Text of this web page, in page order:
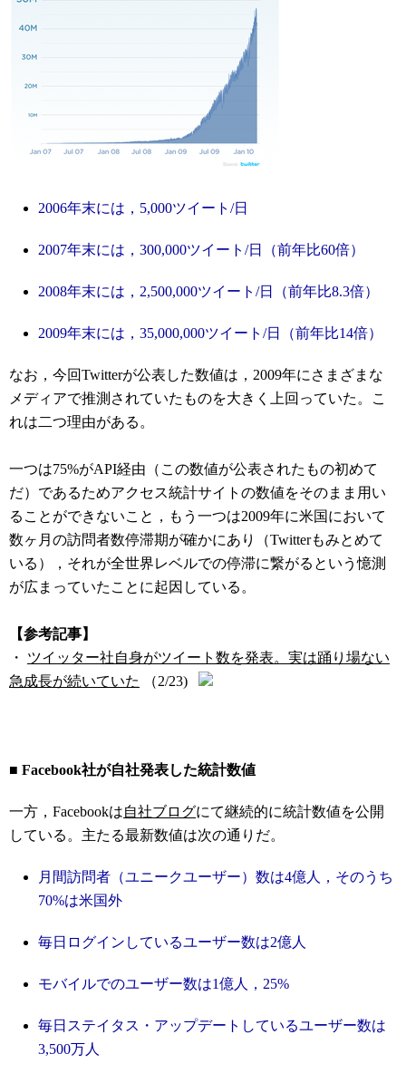
2006年末には，5,000ツイート/日
2007年末には，300,000ツイート/日（前年比60倍）
2008年末には，2,500,000ツイート/日（前年比8.3倍）
2009年末には，35,000,000ツイート/日（前年比14倍）
なお，今回Twitterが公表した数値は，2009年にさまざまな
メディアで推測されていたものを大きく上回っていた。こ
れは二つ理由がある。
一つは75%がAPI経由（この数値が公表されたもの初めて
だ）であるためアクセス統計サイトの数値をそのまま用い
ることができないこと，もう一つは2009年に米国において
数ヶ月の訪問者数停滞期が確かにあり（Twitterもみとめて
いる），それが全世界レベルでの停滞に繋がるという憶測
が広まっていたことに起因している。
【参考記事】
・ ツイッター社自身がツイート数を発表。実は踊り場ない
急成長が続いていた
（2/23)
■ Facebook社が自社発表した統計数値
一方，Facebookは自社ブログにて継続的に統計数値を公開
している。主たる最新数値は次の通りだ。
月間訪問者（ユニークユーザー）数は4億人，そのうち
70%は米国外
毎日ログインしているユーザー数は2億人
モバイルでのユーザー数は1億人，25%
毎日ステイタス・アップデートしているユーザー数は
3,500万人